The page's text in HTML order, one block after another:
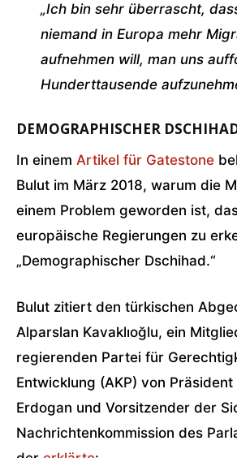
„Ich bin sehr überrascht,
niemand in Europa mehr
aufnehmen will, man uns
Hunderttausende
DEMOGRAPHISCHER
In einem Artikel für Gatestone
Bulut im März 2018, warum die
einem Problem geworden ist,
europäische Regierungen zu
„Demographischer Dschihad.“
Bulut zitiert den türkischen
Alparslan Kavaklıoğlu, ein
regierenden Partei für
Entwicklung (AKP) von
Erdogan und Vorsitzender der
Nachrichtenkommission des